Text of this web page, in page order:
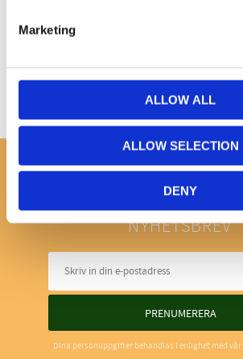
Marketing
ALLOW ALL
ALLOW SELECTION
DENY
Bli den första att lämna ett omdöme.
NYHETSBREV
PRENUMERERA
Dina personuppgifter behandlas i enlighet med vår